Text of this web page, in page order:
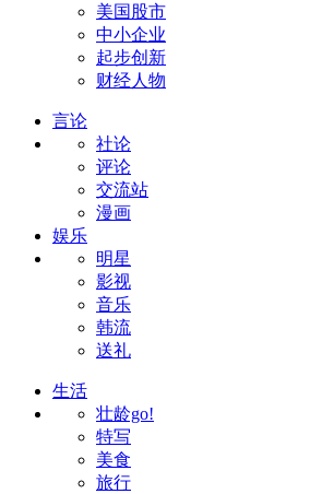
美国股市
中小企业
起步创新
财经人物
言论
社论
评论
交流站
漫画
娱乐
明星
影视
音乐
韩流
送礼
生活
壮龄go!
特写
美食
旅行